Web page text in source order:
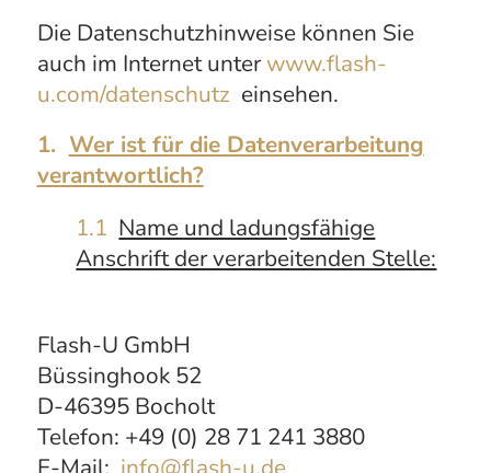
Die Datenschutzhinweise können Sie
auch im Internet unterwww.flash-
u.com/datenschutz einsehen.
1. Wer ist für die Datenverarbeitung
verantwortlich?
1.1 Name und ladungsfähige
Anschrift der verarbeitenden Stelle:
Flash-U GmbH
Büssinghook 52
D-46395 Bocholt
Telefon: +49 (0) 28 71 241 3880